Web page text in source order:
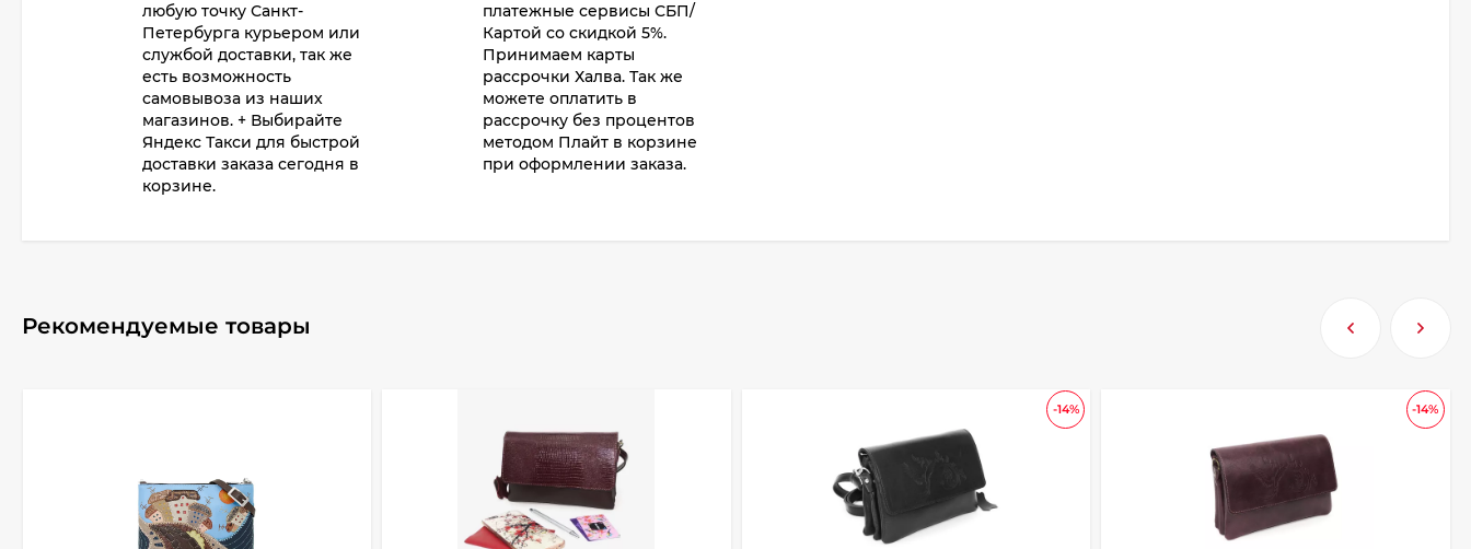
любую точку Санкт-
Петербурга курьером или
службой доставки, так же
есть возможность
самовывоза из наших
магазинов. + Выбирайте
Яндекс Такси для быстрой
доставки заказа сегодня в
корзине.
платежные сервисы СБП/
Картой со скидкой 5%.
Принимаем карты
рассрочки Халва. Так же
можете оплатить в
рассрочку без процентов
методом Плайт в корзине
при оформлении заказа.
Рекомендуемые товары
-14% -14%